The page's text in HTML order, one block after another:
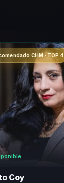
CHM · TOP 4
Coy